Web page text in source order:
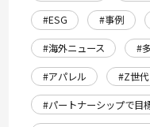
#ESG
#事例
#海外ニュース
#
#アパレル
#Z世代
#パートナーシップで目